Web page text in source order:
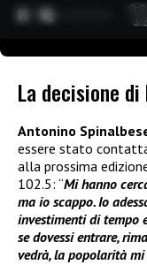
La decisione di
Antonino
essere stato
alla prossima
102.5: “Mi hanno
ma io scappo. Io
investimenti di tempo
se dovessi entrare,
vedrà, la popolarità